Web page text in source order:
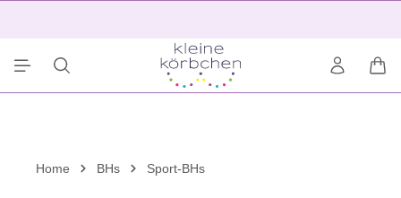
Home BHs Sport-BHs